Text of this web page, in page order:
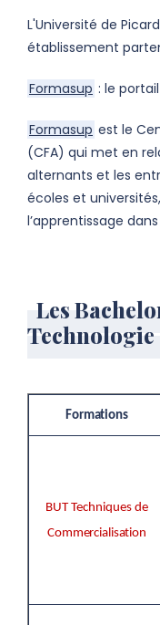
L'Université de
établissement
Formasup : le
Formasup est le
(CFA) qui met en
alternants et les
écoles et
l’apprentissage
Les
Technologie
Formations
BUT Techniques de
Commercialisation